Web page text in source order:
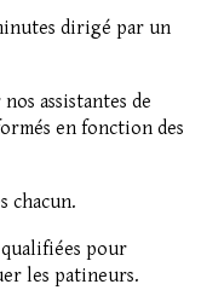
dirigé par un
assistantes de
en fonction des
chacun.
qualifiées pour
les patineurs.